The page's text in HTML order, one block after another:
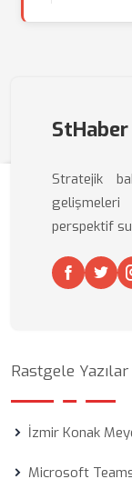
StHaber
Stratejik
perspektif
Rastgele Yazılar
İzmir Konak
Microsoft